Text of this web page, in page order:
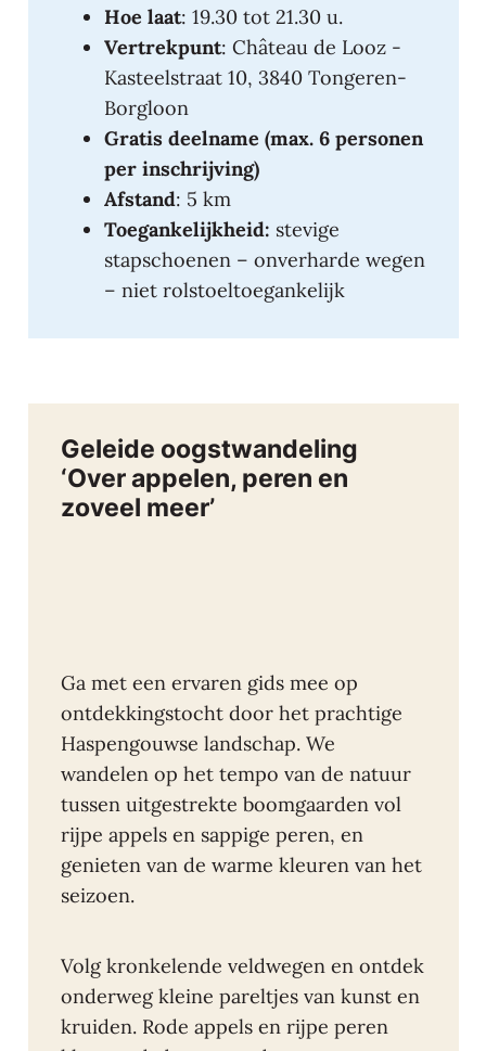
Hoe laat: 19.30 tot 21.30 u.
Vertrekpunt: Château de Looz -
Kasteelstraat 10, 3840 Tongeren-
Borgloon
Gratis deelname (max. 6 personen
per inschrijving)
Afstand: 5 km
Toegankelijkheid: stevige
stapschoenen – onverharde wegen
– niet rolstoeltoegankelijk
Geleide oogstwandeling
‘Over appelen, peren en
zoveel meer’
Ga met een ervaren gids mee op
ontdekkingstocht door het prachtige
Haspengouwse landschap. We
wandelen op het tempo van de natuur
tussen uitgestrekte boomgaarden vol
rijpe appels en sappige peren, en
genieten van de warme kleuren van het
seizoen.
Volg kronkelende veldwegen en ontdek
onderweg kleine pareltjes van kunst en
kruiden. Rode appels en rijpe peren